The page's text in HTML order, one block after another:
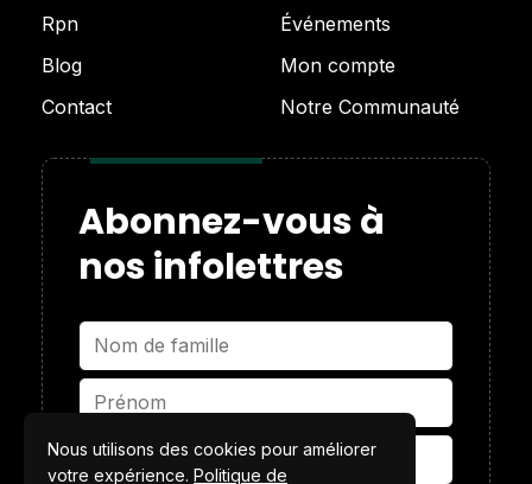
Rpn
Blog
Contact
Événements
Mon compte
Notre Communauté
Abonnez-vous à
nos infolettres
Nous utilisons des cookies pour améliorer
votre expérience. Politique de